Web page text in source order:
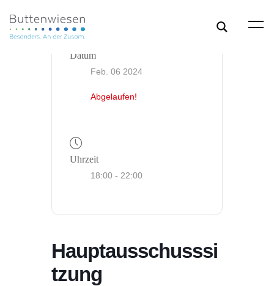
Datum
Feb. 06 2024
Abgelaufen!
Uhrzeit
18:00 - 22:00
Hauptausschusssi
tzung